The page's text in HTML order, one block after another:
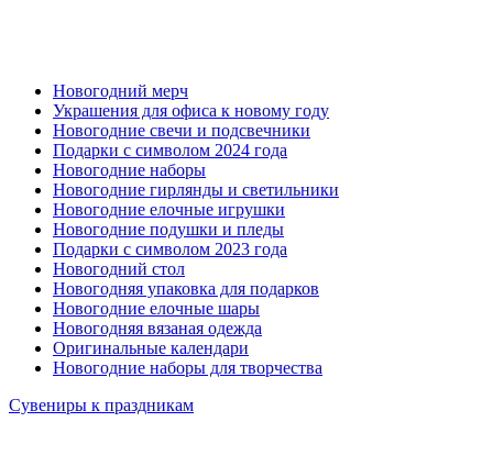
Новогодний мерч
Украшения для офиса к новому году
Новогодние свечи и подсвечники
Подарки с символом 2024 года
Новогодние наборы
Новогодние гирлянды и светильники
Новогодние елочные игрушки
Новогодние подушки и пледы
Подарки с символом 2023 года
Новогодний стол
Новогодняя упаковка для подарков
Новогодние елочные шары
Новогодняя вязаная одежда
Оригинальные календари
Новогодние наборы для творчества
Сувениры к праздникам